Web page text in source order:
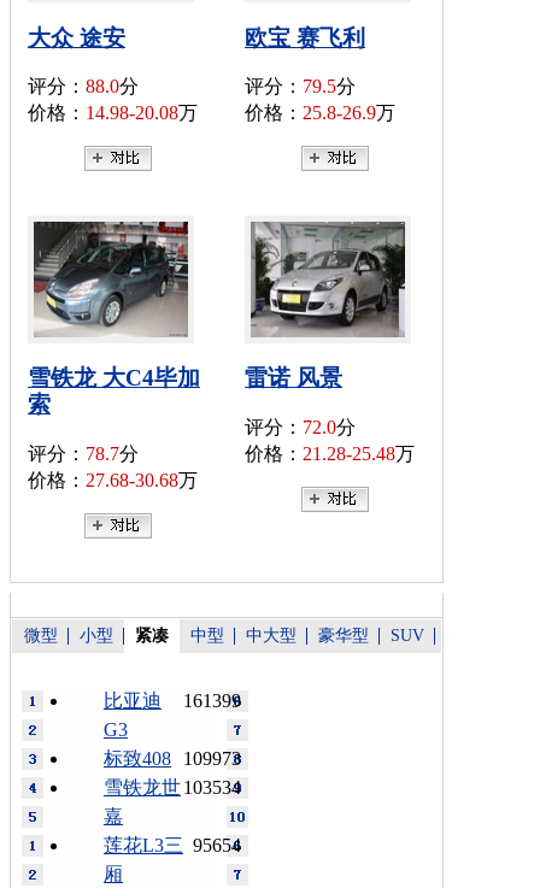
大众 途安
评分： 88.0分
价格： 14.98-20.08万
欧宝 赛飞利
评分： 79.5分
价格： 25.8-26.9万
雪铁龙 大C4毕加
索
评分： 78.7分
价格： 27.68-30.68万
雷诺 风景
评分： 72.0分
价格： 21.28-25.48万
微型 小型 紧凑 中型 中大型 豪华型 SUV
161399
比亚迪
G3
109973
标致408
103534
雪铁龙世
嘉
95654
莲花L3三
厢